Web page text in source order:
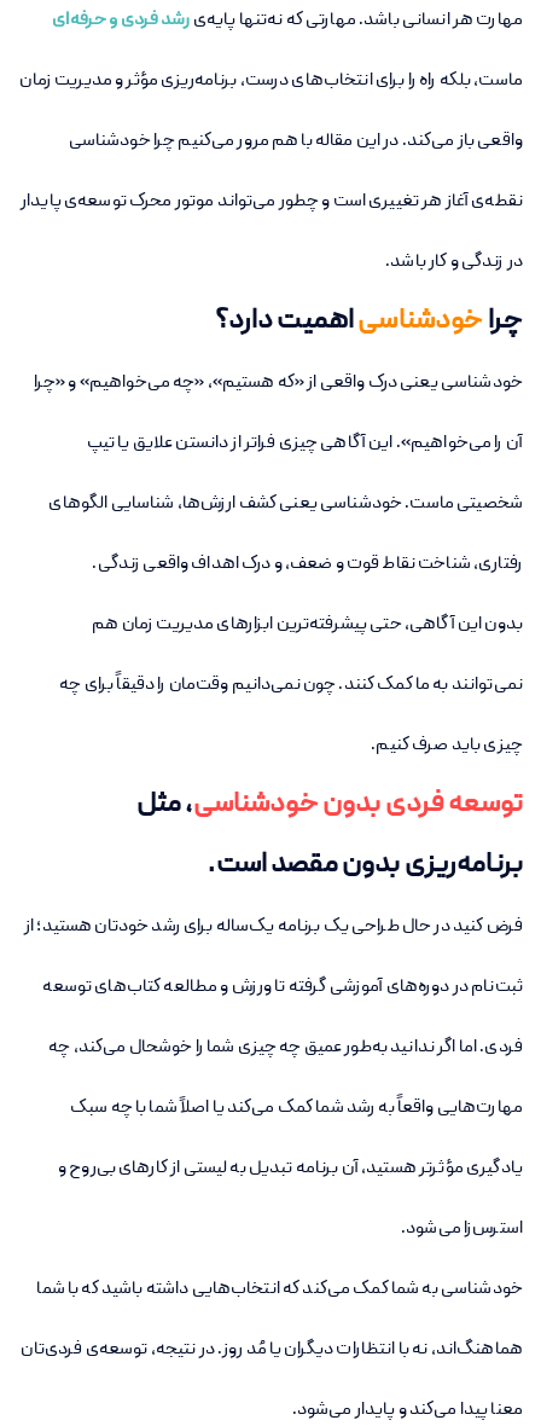
مهارت هر انسانی باشد. مهارتی که نه‌تنها پایه‌یرشد فردی و حرفه‌ای
ماست، بلکه راه را برای انتخاب‌های درست، برنامه‌ریزی مؤثر و مدیریت زمان
واقعی باز می‌کند. در این مقاله با هم مرور می‌کنیم چرا خودشناسی
نقطه‌ی آغاز هر تغییری است و چطور می‌تواند موتور محرک توسعه‌ی پایدار
در زندگی و کار باشد.
چراخودشناسیاهمیت دارد؟
خودشناسی یعنی درک واقعی از «که هستیم»، «چه می‌خواهیم» و «چرا
آن را می‌خواهیم». این آگاهی چیزی فراتر از دانستن علایق یا تیپ
شخصیتی ماست. خودشناسی یعنی کشف ارزش‌ها، شناسایی الگوهای
رفتاری، شناخت نقاط قوت و ضعف، و درک اهداف واقعی زندگی.
بدون این آگاهی، حتی پیشرفته‌ترین ابزارهای مدیریت زمان هم
نمی‌توانند به ما کمک کنند. چون نمی‌دانیم وقت‌مان را دقیقاً برای چه
چیزی باید صرف کنیم.
توسعه فردی بدون خودشناسی، مثل
برنامه‌ریزی بدون مقصد است.
فرض کنید در حال طراحی یک برنامه یک‌ساله برای رشد خودتان هستید؛ از
ثبت‌نام در دوره‌های آموزشی گرفته تا ورزش و مطالعه کتاب‌های توسعه
فردی. اما اگر ندانید به‌طور عمیق چه چیزی شما را خوشحال می‌کند، چه
مهارت‌هایی واقعاً به رشد شما کمک می‌کند یا اصلاً شما با چه سبک
یادگیری مؤثرتر هستید، آن برنامه تبدیل به لیستی از کارهای بی‌روح و
استرس‌زا می‌شود.
خودشناسی به شما کمک می‌کند که انتخاب‌هایی داشته باشید که با شما
هماهنگ‌اند، نه با انتظارات دیگران یا مُد روز. در نتیجه، توسعه‌ی فردی‌تان
معنا پیدا می‌کند و پایدار می‌شود.